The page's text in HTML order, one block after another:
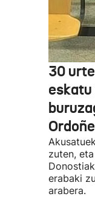
30
eskatu
zuten,
erabaki
arabera.